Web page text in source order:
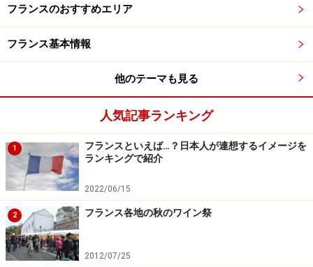
フランスのおすすめエリア
フランス基本情報
他のテーマも見る
人気記事ランキング
1
フランスといえば…？日本人が連想するイメージを
ランキングで紹介
2022/06/15
2 フランス各地の秋のワイン祭
2012/07/25